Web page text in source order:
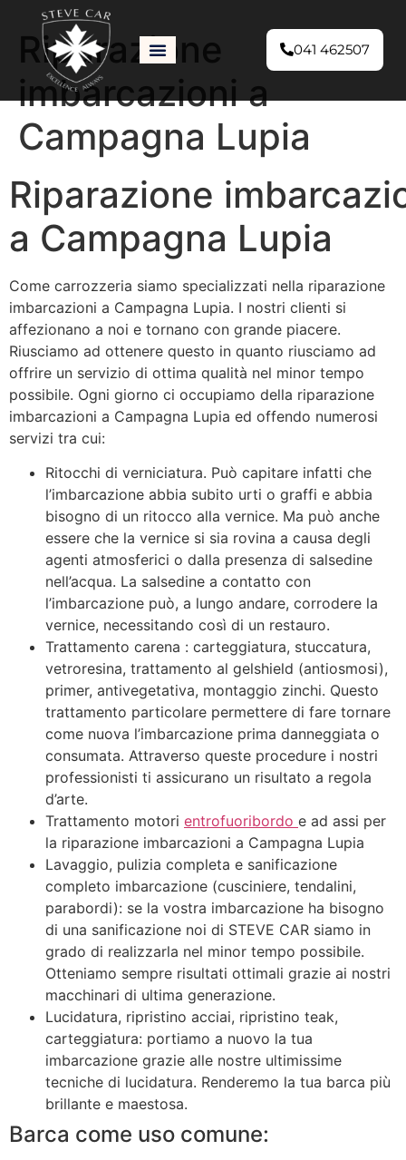
041 462507
Riparazione
imbarcazioni a
Campagna Lupia
Riparazione
a Campagna Lupia
Come carrozzeria siamo specializzati nella riparazione
imbarcazioni a Campagna Lupia. I nostri clienti si
affezionano a noi e tornano con grande piacere.
Riusciamo ad ottenere questo in quanto riusciamo ad
offrire un servizio di ottima qualità nel minor tempo
possibile. Ogni giorno ci occupiamo della riparazione
imbarcazioni a Campagna Lupia ed offendo numerosi
servizi tra cui:
Ritocchi di verniciatura. Può capitare infatti che
l’imbarcazione abbia subito urti o graffi e abbia
bisogno di un ritocco alla vernice. Ma può anche
essere che la vernice si sia rovina a causa degli
agenti atmosferici o dalla presenza di salsedine
nell’acqua. La salsedine a contatto con
l’imbarcazione può, a lungo andare, corrodere la
vernice, necessitando così di un restauro.
Trattamento carena : carteggiatura, stuccatura,
vetroresina, trattamento al gelshield (antiosmosi),
primer, antivegetativa, montaggio zinchi. Questo
trattamento particolare permettere di fare tornare
come nuova l’imbarcazione prima danneggiata o
consumata. Attraverso queste procedure i nostri
professionisti ti assicurano un risultato a regola
d’arte.
Trattamento motori entrofuoribordo e ad assi per
la riparazione imbarcazioni a Campagna Lupia
Lavaggio, pulizia completa e sanificazione
completo imbarcazione (cusciniere, tendalini,
parabordi): se la vostra imbarcazione ha bisogno
di una sanificazione noi di STEVE CAR siamo in
grado di realizzarla nel minor tempo possibile.
Otteniamo sempre risultati ottimali grazie ai nostri
macchinari di ultima generazione.
Lucidatura, ripristino acciai, ripristino teak,
carteggiatura: portiamo a nuovo la tua
imbarcazione grazie alle nostre ultimissime
tecniche di lucidatura. Renderemo la tua barca più
brillante e maestosa.
Barca come uso comune: